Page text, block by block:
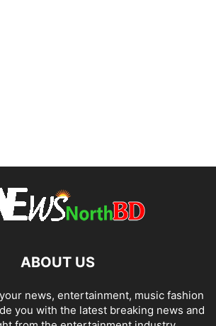
ABOUT US
news, entertainment, music fashion
you with the latest breaking news and